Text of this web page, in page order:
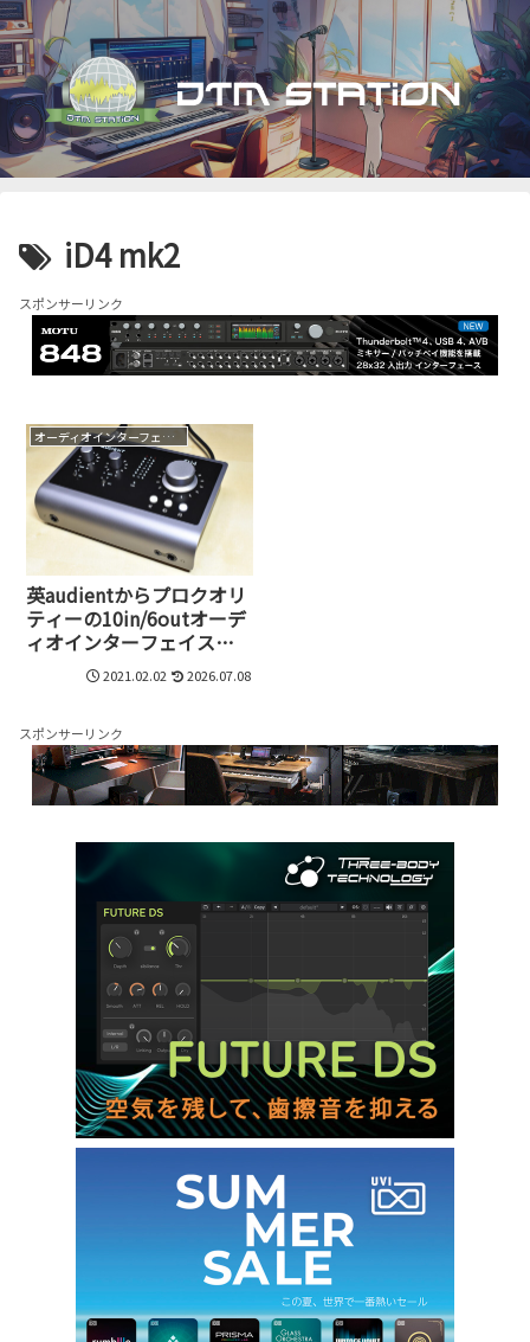
iD4 mk2
スポンサーリンク
オーディオインターフェイス
英audientからプロクオリ
ティーの10in/6outオーデ
ィオインターフェイス、
iD14 mkIIが誕生。実際ど
んな機材なのか試してみ
2021.02.02 2026.07.08
スポンサーリンク